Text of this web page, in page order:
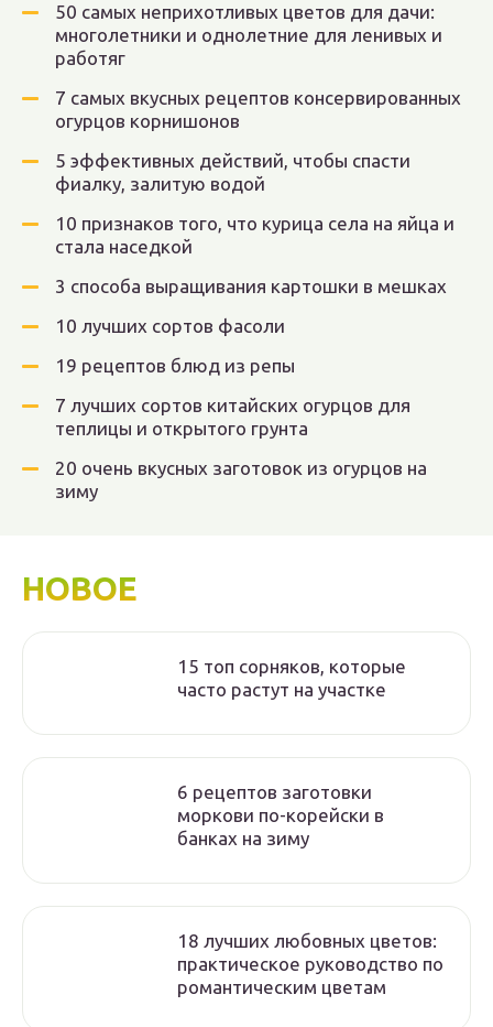
50 самых неприхотливых цветов для дачи:
многолетники и однолетние для ленивых и
работяг
7 самых вкусных рецептов консервированных
огурцов корнишонов
5 эффективных действий, чтобы спасти
фиалку, залитую водой
10 признаков того, что курица села на яйца и
стала наседкой
3 способа выращивания картошки в мешках
10 лучших сортов фасоли
19 рецептов блюд из репы
7 лучших сортов китайских огурцов для
теплицы и открытого грунта
20 очень вкусных заготовок из огурцов на
зиму
НОВОЕ
15 топ сорняков, которые
часто растут на участке
6 рецептов заготовки
моркови по-корейски в
банках на зиму
18 лучших любовных цветов:
практическое руководство по
романтическим цветам